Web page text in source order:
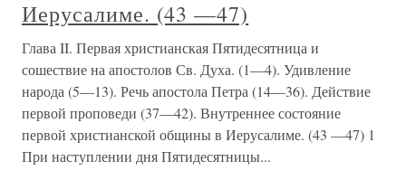
Иерусалиме. (43 —47)
Глава II. Первая христианская Пятидесятница и
сошествие на апостолов Св. Духа. (1—4). Удивление
народа (5—13). Речь апостола Петра (14—36). Действие
первой проповеди (37—42). Внутреннее состояние
первой христианской общины в Иерусалиме. (43 —47) 1
При наступлении дня Пятидесятницы...